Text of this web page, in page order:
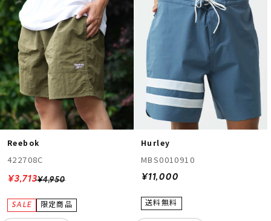
Reebok
422708C
¥4,950
¥3,713
Hurley
MBS0010910
¥11,000